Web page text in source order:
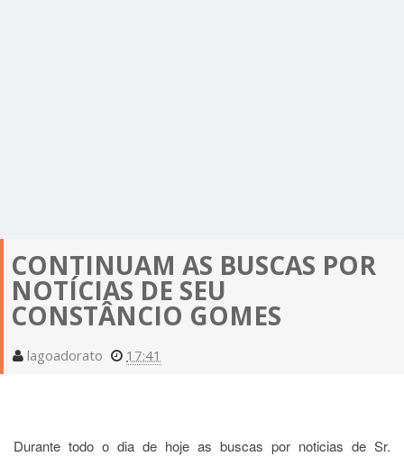
CONTINUAM AS BUSCAS POR
NOTÍCIAS DE SEU
CONSTÂNCIO GOMES
lagoadorato 17:41
Durante todo o dia de hoje as buscas por noticias de Sr.